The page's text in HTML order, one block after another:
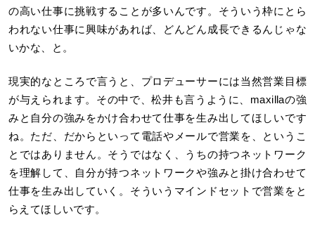
の高い仕事に挑戦することが多いんです。そういう枠にとら
われない仕事に興味があれば、どんどん成長できるんじゃな
いかな、と。
現実的なところで言うと、プロデューサーには当然営業目標
が与えられます。その中で、松井も言うように、maxillaの強
みと自分の強みをかけ合わせて仕事を生み出してほしいです
ね。ただ、だからといって電話やメールで営業を、というこ
とではありません。そうではなく、うちの持つネットワーク
を理解して、自分が持つネットワークや強みと掛け合わせて
仕事を生み出していく。そういうマインドセットで営業をと
らえてほしいです。